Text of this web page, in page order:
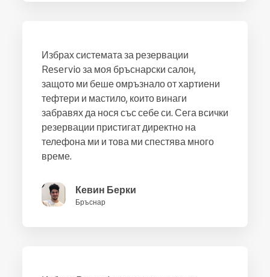
Избрах системата за резервации
Reservio за моя бръснарски салон,
защото ми беше омръзнало от хартиени
тефтери и мастило, които винаги
забравях да нося със себе си. Сега всички
резервации пристигат директно на
телефона ми и това ми спестява много
време.
Кевин Берки
Бръснар